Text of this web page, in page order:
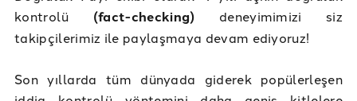
kontrolü (fact-checking) deneyimimizi siz
takipçilerimiz ile paylaşmaya devam ediyoruz!
Son yıllarda tüm dünyada giderek popülerleşen